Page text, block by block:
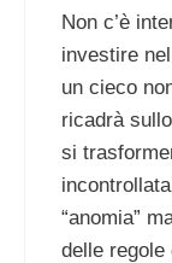
Non c’è
investire
un cieco
ricadrà
si
“anomia”
delle